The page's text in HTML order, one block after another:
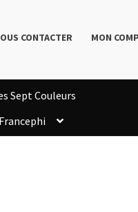
CONTACTER MON
Sept Couleurs
Francephi